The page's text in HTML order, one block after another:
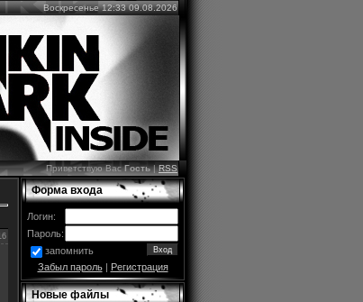
Воскресенье 12:33 09.08.2026
Приветствую ВасГость|RSS
Форма входа
Логин:
Пароль:
запомнить
Забыл пароль| Регистрация
Новые файлы